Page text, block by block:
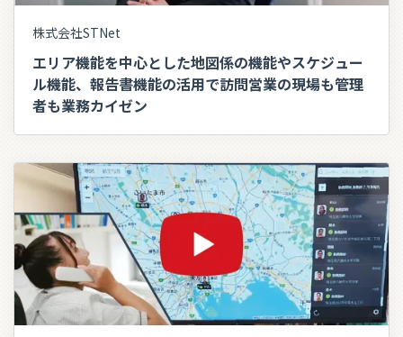
株式会社STNet
エリア機能を中心とした地図係の機能やスケジュー
ル機能、報告書機能の活用で訪問営業の現場も管理
者も業務カイゼン